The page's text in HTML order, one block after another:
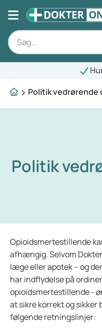
Politik vedrørende
Politik
Opioidsmertestillende
afhængig. Selvom
læge eller apotek – og
har indflydelse på
opioidsmertestillende -
at sikre korrekt og
følgende retningslinjer: